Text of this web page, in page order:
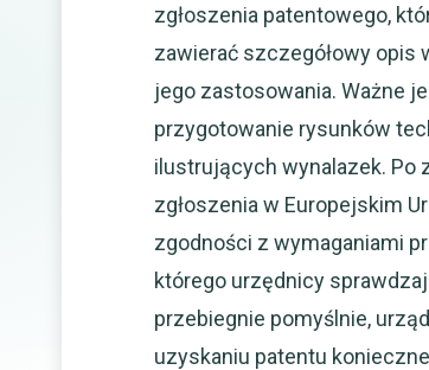
zgłoszenia patentowego,
zawierać szczegółowy opis
jego zastosowania. Ważne
przygotowanie rysunków
ilustrujących wynalazek. Po
zgłoszenia w Europejskim
zgodności z wymaganiami
którego urzędnicy
przebiegnie pomyślnie,
uzyskaniu patentu